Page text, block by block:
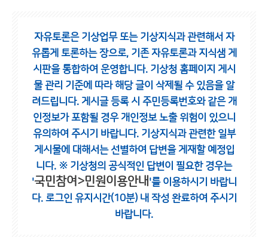
자유토론은 기상업무 또는 기상지식과 관련해서 자
유롭게 토론하는 장으로, 기존 자유토론과 지식샘 게
시판을 통합하여 운영합니다. 기상청 홈페이지 게시
물 관리 기준에 따라 해당 글이 삭제될 수 있음을 알
려드립니다. 게시글 등록 시 주민등록번호와 같은 개
인정보가 포함될 경우 개인정보 노출 위험이 있으니
유의하여 주시기 바랍니다. 기상지식과 관련한 일부
게시물에 대해서는 선별하여 답변을 게재할 예정입
니다. ※ 기상청의 공식적인 답변이 필요한 경우는
'국민참여>민원이용안내 '를 이용하시기 바랍니
다. 로그인 유지시간(10분) 내 작성 완료하여 주시기
바랍니다.